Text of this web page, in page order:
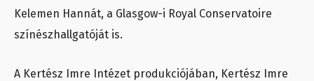
Kelemen Hannát, a Glasgow-i Royal Conservatoire
színészhallgatóját is.
A Kertész Imre Intézet produkciójában, Kertész Imre